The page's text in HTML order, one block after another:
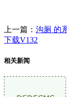
上一篇： 沟厕 的
下载V132
相关新闻